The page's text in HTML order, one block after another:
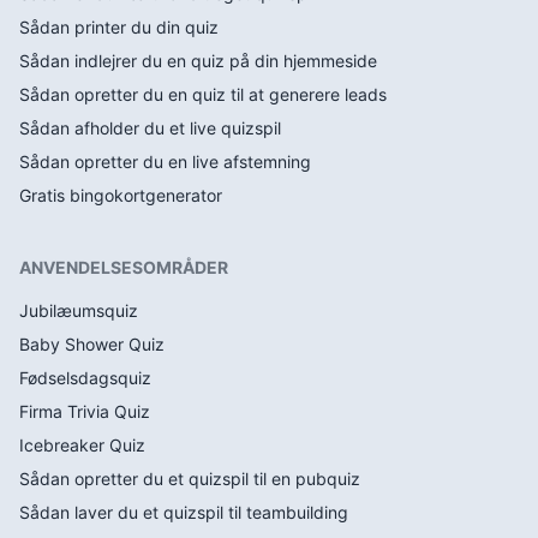
Sådan printer du din quiz
Sådan indlejrer du en quiz på din hjemmeside
Sådan opretter du en quiz til at generere leads
Sådan afholder du et live quizspil
Sådan opretter du en live afstemning
Gratis bingokortgenerator
ANVENDELSESOMRÅDER
Jubilæumsquiz
Baby Shower Quiz
Fødselsdagsquiz
Firma Trivia Quiz
Icebreaker Quiz
Sådan opretter du et quizspil til en pubquiz
Sådan laver du et quizspil til teambuilding